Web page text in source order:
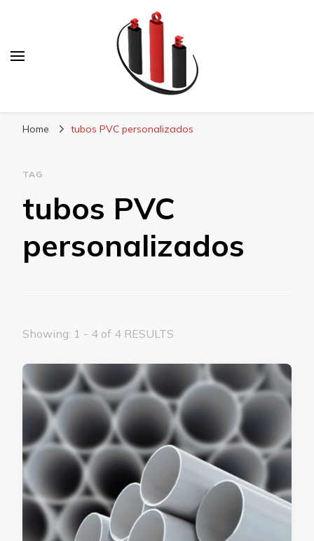
Home tubos PVC personalizados
TAG
tubos PVC
personalizados
Showing: 1 - 4 of 4 RESULTS